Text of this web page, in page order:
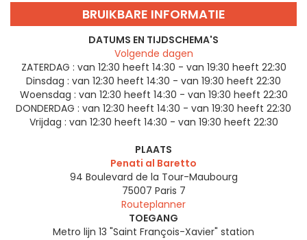
BRUIKBARE INFORMATIE
DATUMS EN TIJDSCHEMA'S
Volgende dagen
ZATERDAG : van 12:30 heeft 14:30 - van 19:30 heeft 22:30
Dinsdag : van 12:30 heeft 14:30 - van 19:30 heeft 22:30
Woensdag : van 12:30 heeft 14:30 - van 19:30 heeft 22:30
DONDERDAG : van 12:30 heeft 14:30 - van 19:30 heeft 22:30
Vrijdag : van 12:30 heeft 14:30 - van 19:30 heeft 22:30
PLAATS
Penati al Baretto
94 Boulevard de la Tour-Maubourg
75007 Paris 7
Routeplanner
TOEGANG
Metro lijn 13 "Saint François-Xavier" station